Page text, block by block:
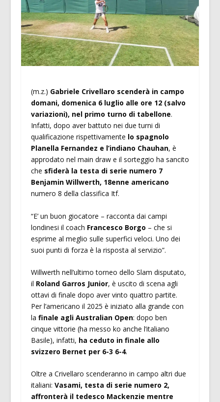
(m.z.) Gabriele Crivellaro scenderà in campo
domani, domenica 6 luglio alle ore 12 (salvo
variazioni), nel primo turno di tabellone.
Infatti, dopo aver battuto nei due turni di
qualificazione rispettivamente lo spagnolo
Planella Fernandez e l’indiano Chauhan, è
approdato nel main draw e il sorteggio ha sancito
che sfiderà la testa di serie numero 7
Benjamin Willwerth, 18enne americano
numero 8 della classifica Itf.
“E’ un buon giocatore – racconta dai campi
londinesi il coach Francesco Borgo – che si
esprime al meglio sulle superfici veloci. Uno dei
suoi punti di forza è la risposta al servizio”.
Willwerth nell’ultimo torneo dello Slam disputato,
il Roland Garros Junior, è uscito di scena agli
ottavi di finale dopo aver vinto quattro partite.
Per l’americano il 2025 è iniziato alla grande con
la finale agli Australian Open: dopo ben
cinque vittorie (ha messo ko anche l’italiano
Basile), infatti, ha ceduto in finale allo
svizzero Bernet per 6-3 6-4.
Oltre a Crivellaro scenderanno in campo altri due
italiani: Vasami, testa di serie numero 2,
affronterà il tedesco Mackenzie mentre